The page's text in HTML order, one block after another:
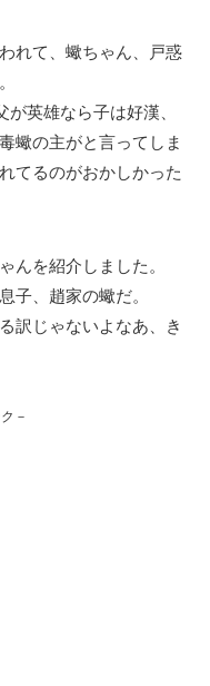
れて、蠍ちゃん、戸惑
英雄なら子は好漢、
蠍の主がと言ってしま
てるのがおかしかった
んを紹介しました。
子、趙家の蠍だ。
訳じゃないよなあ、き
－